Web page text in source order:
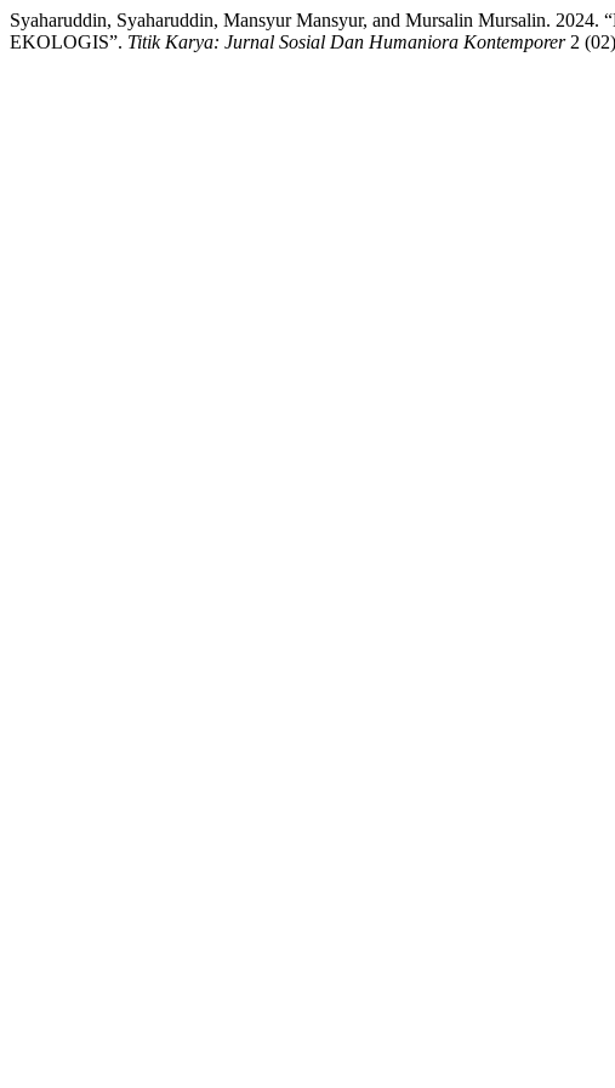
Syaharuddin, Syaharuddin, Mansyur Mansyur, and Mursalin Mursalin.
EKOLOGIS”. Titik Karya: Jurnal Sosial Dan Humaniora Kontemporer2